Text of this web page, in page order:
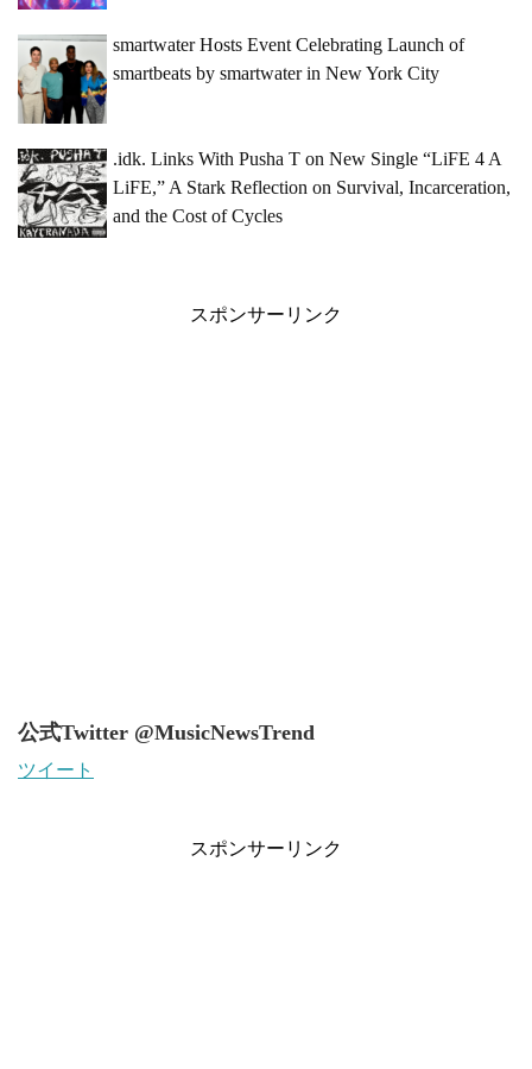
smartwater Hosts Event Celebrating Launch of
smartbeats by smartwater in New York City
.idk. Links With Pusha T on New Single “LiFE 4 A
LiFE,” A Stark Reflection on Survival, Incarceration,
and the Cost of Cycles
スポンサーリンク
公式Twitter @MusicNewsTrend
ツイート
スポンサーリンク